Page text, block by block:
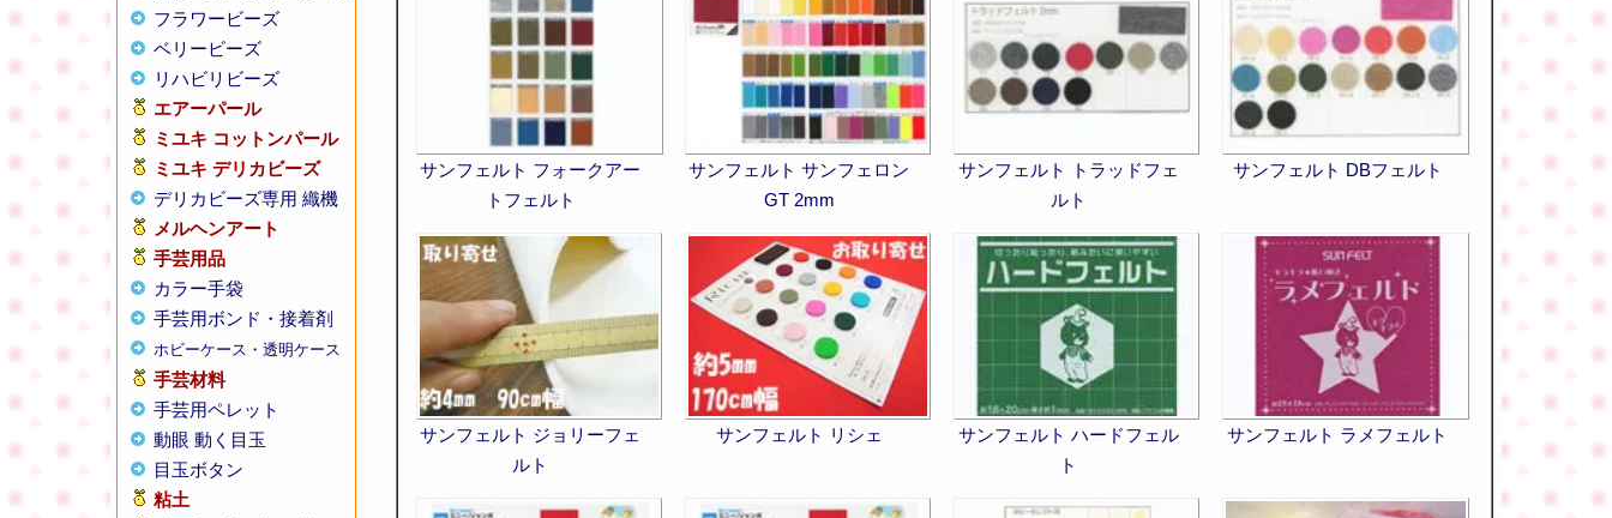
フラワービーズ
ベリービーズ
リハビリビーズ
エアーパール
ミユキ コットンパール
ミユキ デリカビーズ
デリカビーズ専用 織機
メルヘンアート
手芸用品
カラー手袋
手芸用ボンド・接着剤
ホビーケース・透明ケース
手芸材料
手芸用ペレット
動眼 動く目玉
目玉ボタン
粘土
サンフェルト フォークアー
トフェルト
サンフェルト サンフェロン
GT 2mm
サンフェルト トラッドフェ
ルト
サンフェルト DBフェルト
サンフェルト ジョリーフェ
ルト
サンフェルト リシェ
サンフェルト ハードフェル
ト
サンフェルト ラメフェルト